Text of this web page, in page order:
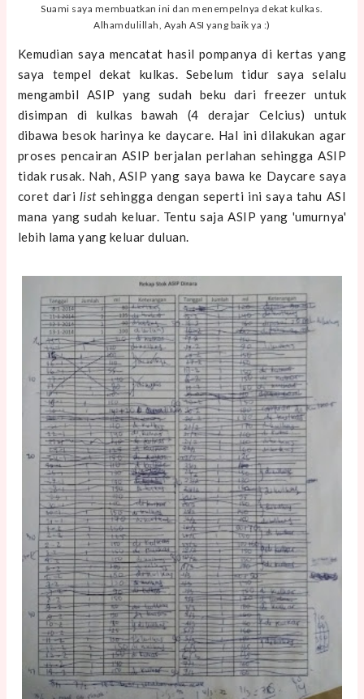
Suami saya membuatkan ini dan menempelnya dekat kulkas.
Alhamdulillah, Ayah ASI yang baik ya :)
Kemudian saya mencatat hasil pompanya di kertas yang
saya tempel dekat kulkas. Sebelum tidur saya selalu
mengambil ASIP yang sudah beku dari freezer untuk
disimpan di kulkas bawah (4 derajar Celcius) untuk
dibawa besok harinya ke daycare. Hal ini dilakukan agar
proses pencairan ASIP berjalan perlahan sehingga ASIP
tidak rusak. Nah, ASIP yang saya bawa ke Daycare saya
coret dari listsehingga dengan seperti ini saya tahu ASI
mana yang sudah keluar. Tentu saja ASIP yang 'umurnya'
lebih lama yang keluar duluan.